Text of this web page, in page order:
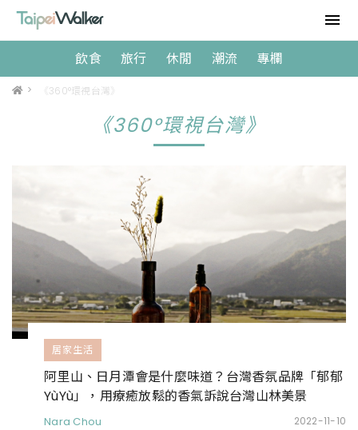
飲食 旅行 休閒 潮流 專欄
> 《360°環視台灣》
《360°環視台灣》
居家生活
阿里山、日月潭會是什麼味道？台灣香氛品牌「郁郁
YùYù」，用療癒放鬆的香氣訴說台灣山林美景
Nara Chou 2022-11-10